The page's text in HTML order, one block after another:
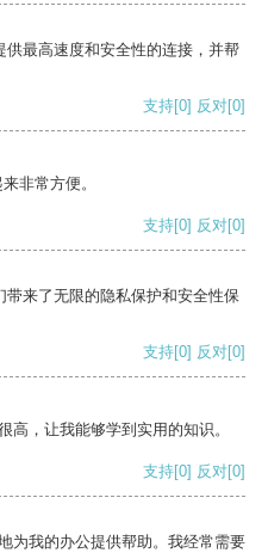
最高速度和安全性的连接，并帮
支持[0] 反对[0]
非常方便。
支持[0] 反对[0]
来了无限的隐私保护和安全性保
支持[0] 反对[0]
高，让我能够学到实用的知识。
支持[0] 反对[0]
为我的办公提供帮助。我经常需要